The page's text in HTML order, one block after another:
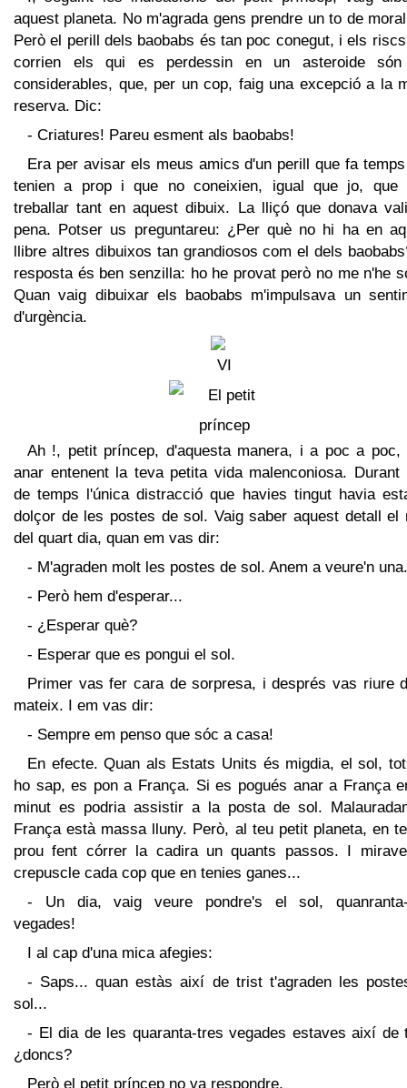
aquest planeta. No m'agrada gens prendre un to de
Però el perill dels baobabs és tan poc conegut, i els
corrien els qui es perdessin en un asteroide
considerables, que, per un cop, faig una excepció a la
reserva. Dic:
- Criatures! Pareu esment als baobabs!
Era per avisar els meus amics d'un perill que fa
tenien a prop i que no coneixien, igual que jo, que
treballar tant en aquest dibuix. La lliçó que donava
pena. Potser us preguntareu: ¿Per què no hi ha en
llibre altres dibuixos tan grandiosos com el dels
resposta és ben senzilla: ho he provat però no me n'he
Quan vaig dibuixar els baobabs m'impulsava un
d'urgència.
Ah !, petit príncep, d'aquesta manera, i a poc a poc,
anar entenent la teva petita vida malenconiosa. Durant
de temps l'única distracció que havies tingut havia
dolçor de les postes de sol. Vaig saber aquest detall el
del quart dia, quan em vas dir:
- M'agraden molt les postes de sol. Anem a veure'n
- Però hem d'esperar...
- ¿Esperar què?
- Esperar que es pongui el sol.
Primer vas fer cara de sorpresa, i després vas riure
mateix. I em vas dir:
- Sempre em penso que sóc a casa!
En efecte. Quan als Estats Units és migdia, el sol,
ho sap, es pon a França. Si es pogués anar a França
minut es podria assistir a la posta de sol.
França està massa lluny. Però, al teu petit planeta, en
prou fent córrer la cadira un quants passos. I
crepuscle cada cop que en tenies ganes...
- Un dia, vaig veure pondre's el sol,
vegades!
I al cap d'una mica afegies:
- Saps... quan estàs així de trist t'agraden les
sol...
- El dia de les quaranta-tres vegades estaves així de
¿doncs?
Però el petit príncep no va respondre.